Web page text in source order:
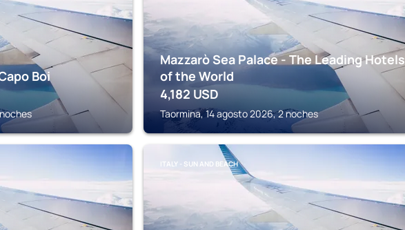
Boi
Mazzarò Sea Palace - The Leading Hotels
of the World
4,182 USD
Taormina, 14 agosto 2026, 2 noches
ITALY - SUN AND BEACH